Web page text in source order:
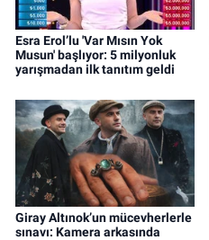
Esra Erol’lu 'Var Mısın Yok
Musun' başlıyor: 5 milyonluk
yarışmadan ilk tanıtım geldi
Giray Altınok’un mücevherlerle
sınavı: Kamera arkasında